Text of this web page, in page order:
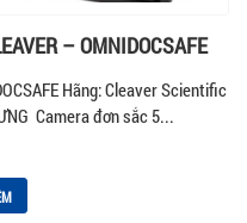
– OMNIDOCSAFE
Hãng: Cleaver Scientific
Camera đơn sắc 5...